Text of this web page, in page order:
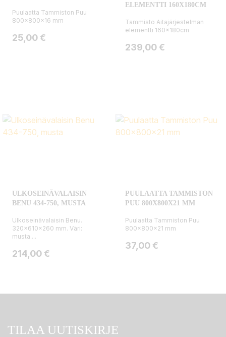
Puulaatta Tammiston Puu
800x800x16 mm
Hinta
25,00 €
ELEMENTTI 160X180CM
Tammisto Aitajärjestelmän
elementti 160x180cm
Hinta
239,00 €
ULKOSEINÄVALAISIN
BENU 434-750, MUSTA
Ulkoseinävalaisin Benu.
320x610x260 mm. Väri:
musta....
Hinta
214,00 €
PUULAATTA TAMMISTON
PUU 800X800X21 MM
Puulaatta Tammiston Puu
800x800x21 mm
Hinta
37,00 €
TILAA UUTISKIRJE